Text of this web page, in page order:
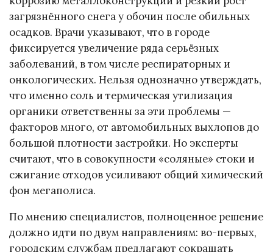
загрязнённого снега у обочин после обильных
осадков. Врачи указывают, что в городе
фиксируется увеличение ряда серьёзных
заболеваний, в том числе респираторных и
онкологических. Нельзя однозначно утверждать,
что именно соль и термическая утилизация
органики ответственны за эти проблемы —
факторов много, от автомобильных выхлопов до
большой плотности застройки. Но эксперты
считают, что в совокупности «соляные» стоки и
сжигание отходов усиливают общий химический
фон мегаполиса.
По мнению специалистов, полноценное решение
должно идти по двум направлениям: во-первых,
городским службам предлагают сокращать